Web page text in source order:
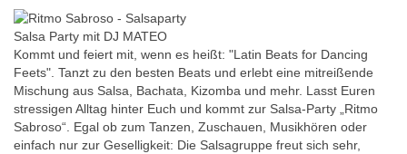
Salsa Party mit DJ MATEO
Kommt und feiert mit, wenn es heißt: "Latin Beats for Dancing
Feets". Tanzt zu den besten Beats und erlebt eine mitreißende
Mischung aus Salsa, Bachata, Kizomba und mehr. Lasst Euren
stressigen Alltag hinter Euch und kommt zur Salsa-Party „Ritmo
Sabroso“. Egal ob zum Tanzen, Zuschauen, Musikhören oder
einfach nur zur Geselligkeit: Die Salsagruppe freut sich sehr,